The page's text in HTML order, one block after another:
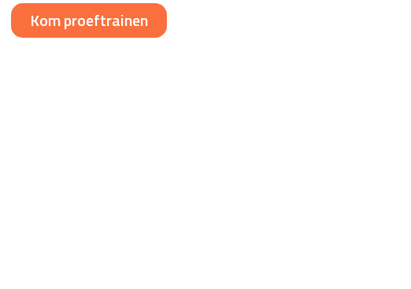
Kom proeftrainen